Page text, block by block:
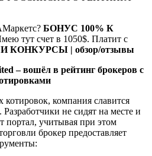
БОНУС 100% К
тут счет в 1050$. Платит с
КОНКУРСЫ | обзор/отзывы
– вошёл в рейтинг брокеров с
компания славится
не сидят на месте и
портал, учитывая при этом
брокер предоставляет